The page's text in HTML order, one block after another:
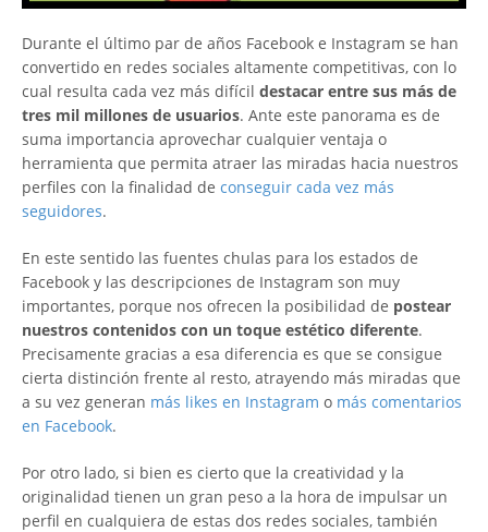
Durante el último par de años Facebook e Instagram se han
convertido en redes sociales altamente competitivas, con lo
cual resulta cada vez más difícil destacar entre sus más de
tres mil millones de usuarios. Ante este panorama es de
suma importancia aprovechar cualquier ventaja o
herramienta que permita atraer las miradas hacia nuestros
perfiles con la finalidad de conseguir cada vez más
seguidores.
En este sentido las fuentes chulas para los estados de
Facebook y las descripciones de Instagram son muy
importantes, porque nos ofrecen la posibilidad de postear
nuestros contenidos con un toque estético diferente.
Precisamente gracias a esa diferencia es que se consigue
cierta distinción frente al resto, atrayendo más miradas que
a su vez generan más likes en Instagram o más comentarios
en Facebook.
Por otro lado, si bien es cierto que la creatividad y la
originalidad tienen un gran peso a la hora de impulsar un
perfil en cualquiera de estas dos redes sociales, también